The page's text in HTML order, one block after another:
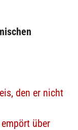
den er nicht
über